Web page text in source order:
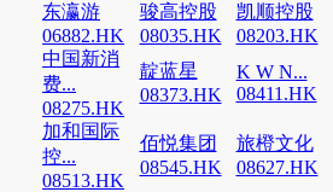
东瀛游
06882.HK
骏高控股
08035.HK
凯顺控股
08203.HK
中国新消
费...
08275.HK
靛蓝星
08373.HK
K W N...
08411.HK
加和国际
控...
08513.HK
佰悦集团
08545.HK
旅橙文化
08627.HK